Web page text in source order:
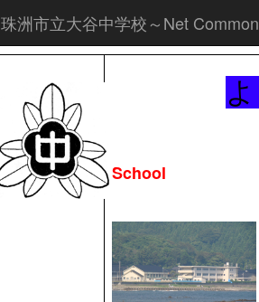
珠洲市立大谷中学校～Net
School